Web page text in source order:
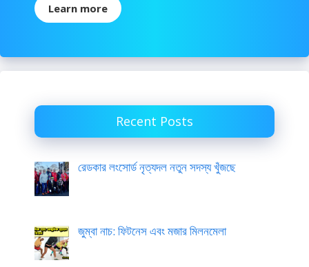
Learn more
Recent Posts
রেডকার লংসোর্ড নৃত্যদল নতুন সদস্য খুঁজছে
জুম্বা নাচ: ফিটনেস এবং মজার মিলনমেলা